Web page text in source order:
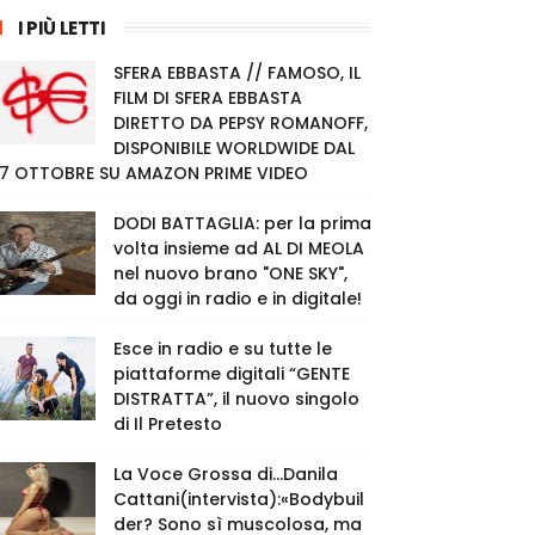
I PIÙ LETTI
SFERA EBBASTA // FAMOSO, IL
FILM DI SFERA EBBASTA
DIRETTO DA PEPSY ROMANOFF,
DISPONIBILE WORLDWIDE DAL
OTTOBRE SU AMAZON PRIME VIDEO
DODI BATTAGLIA: per la prima
volta insieme ad AL DI MEOLA
nel nuovo brano "ONE SKY",
da oggi in radio e in digitale!
Esce in radio e su tutte le
piattaforme digitali “GENTE
DISTRATTA”, il nuovo singolo
di Il Pretesto
La Voce Grossa di…Danila
Cattani(intervista):«Bodybuil
der? Sono sì muscolosa, ma